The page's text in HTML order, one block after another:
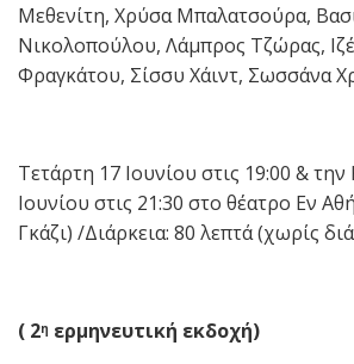
Μεθενίτη, Χρύσα Μπαλατσούρα,
Νικολοπούλου, Λάμπρος Τζώρας,
Φραγκάτου, Σίσσυ Χάιντ, Σωσσάνα
Τετάρτη 17 Ιουνίου στις 19:00 & την
Ιουνίου στις 21:30 στο θέατρο Εν
Γκάζι) /Διάρκεια: 80 λεπτά (χωρίς
( 2η ερμηνευτική εκδοχή)